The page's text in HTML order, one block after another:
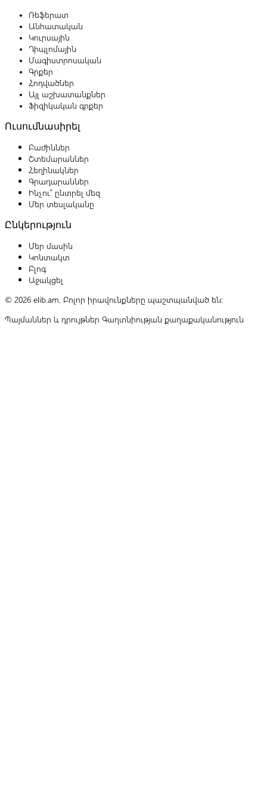
Ռեֆերատ
Անհատական
Կուրսային
Դիպլոմային
Մագիստրոսական
Գրքեր
Հոդվածներ
Այլ աշխատանքներ
Ֆիզիկական գրքեր
Ուսումնասիրել
Բաժիններ
Շտեմարաններ
Հեղինակներ
Գրադարաններ
Ինչու՞ ընտրել մեզ
Մեր տեսլականը
Ընկերություն
Մեր մասին
Կոնտակտ
Բլոգ
Աջակցել
© 2026 elib.am. Բոլոր իրավունքները պաշտպանված են:
Պայմաններ և դրույթներ Գաղտնիության քաղաքականություն